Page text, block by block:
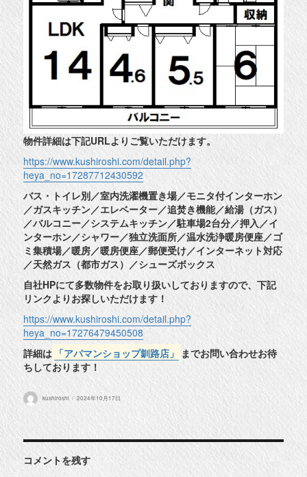
物件詳細は下記URLよりご覧いただけます。
https://www.kushiroshi.com/detail.php?
heya_no=17287712430592
バス・トイレ別／室内洗濯機置き場／モニタ付インターホン
／ガスキッチン／エレベーター／追焚き機能／給湯（ガス）
／バルコニー／システムキッチン／駐車場2台分／押入／イ
ンターホン／シャワー／独立洗面所／温水洗浄暖房便座／ゴ
ミ集積場／暖房／暖房便座／郵便受け／インターネット対応
／天然ガス（都市ガス）／シューズボックス
自社HPにて多数物件をお取り扱いしておりますので、下記
リンクよりお探しいただけます！
https://www.kushiroshi.com/detail.php?
heya_no=17276479450508
詳細は 「アパマンショップ釧路店」
までお問い合わせお待
ちしております！
投
kushiroshi
投
2024年10月17日
コメントを残す